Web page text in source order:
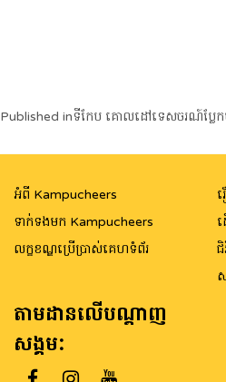
Post
navigation
Published inទីកែប គោលដៅទេសចរណ៍ប្លែក
អំពី Kampucheers
ទាក់ទងមក Kampucheers
លក្ខខណ្ឌប្រើប្រាស់គេហទំព័រ
ជិ
តាមដានលើបណ្តាញ
សង្គម: